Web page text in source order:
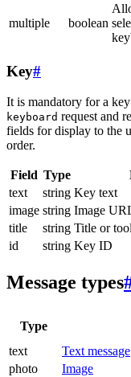
multiple boolean
Key#
It is mandatory for a
keyboard request and
fields for display to the
order.
Field Type
text
string Key text
image string Image
title
string Title or
id
string Key ID
Message types
Type
text
Text message
photo
Image